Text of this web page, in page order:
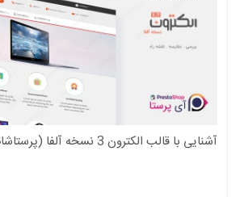
آشنایی با قالب الکترون 3 نسخه آلفا (پرستاشاپ 1.7)